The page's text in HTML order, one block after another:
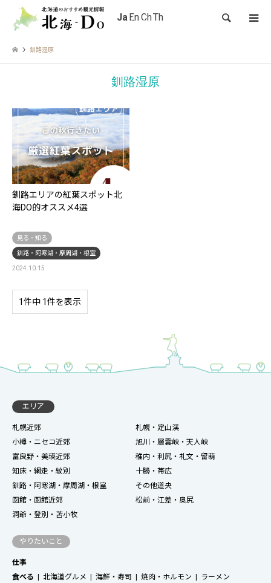
検索
釧路湿原
釧路湿原
釧路エリアの紅葉スポット北
海DO的オススメ4選
見る・知る
釧路・阿寒湖・摩周湖・根室
2024.10.15
1件中 1件を表示
エリア
札幌近郊
札幌・定山渓
小樽・ニセコ近郊
旭川・層雲峡・天人峡
富良野・美瑛近郊
稚内・利尻・礼文・留萌
知床・網走・紋別
十勝・帯広
釧路・阿寒湖・摩周湖・根室
その他道央
函館・函館近郊
松前・江差・奥尻
洞爺・登別・苫小牧
やりたいこと
仕事
食べる
北海道グルメ 海鮮・寿司 焼肉・ホルモン
ラーメン